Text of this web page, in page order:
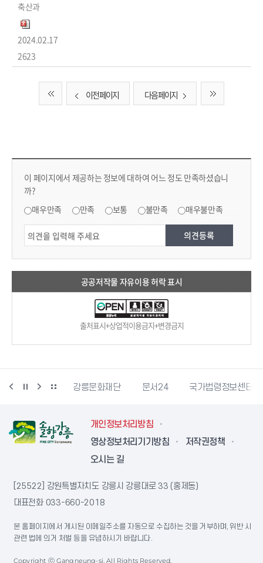
축산과
2024.02.17
2623
이전 페이지 다음 페이지
컨텐츠 만족도 조사 & 공공저작물 자유이용 허락 표시
이 페이지에서 제공하는 정보에 대하여 어느 정도 만족하셨습니
까?
매우만족 만족 보통 불만족 매우불만족
공공저작물 자유이용 허락 표시
출처표시+상업적이용금지+변경금지
학산업진흥원 강릉문화재단 문서24 국가법령정보센터
개인정보처리방침
영상정보처리기기방침
저작권정책
오시는 길
[25522] 강원특별자치도 강릉시 강릉대로 33 (홍제동)
대표전화 033-660-2018
본 홈페이지에서 게시된 이메일주소를 자동으로 수집하는 것을 거부하며, 위반 시
관련 법에 의거 처벌 등을 유념하시기 바랍니다.
Copyright ⓒ Gangneung-si. All Rights Reserved.